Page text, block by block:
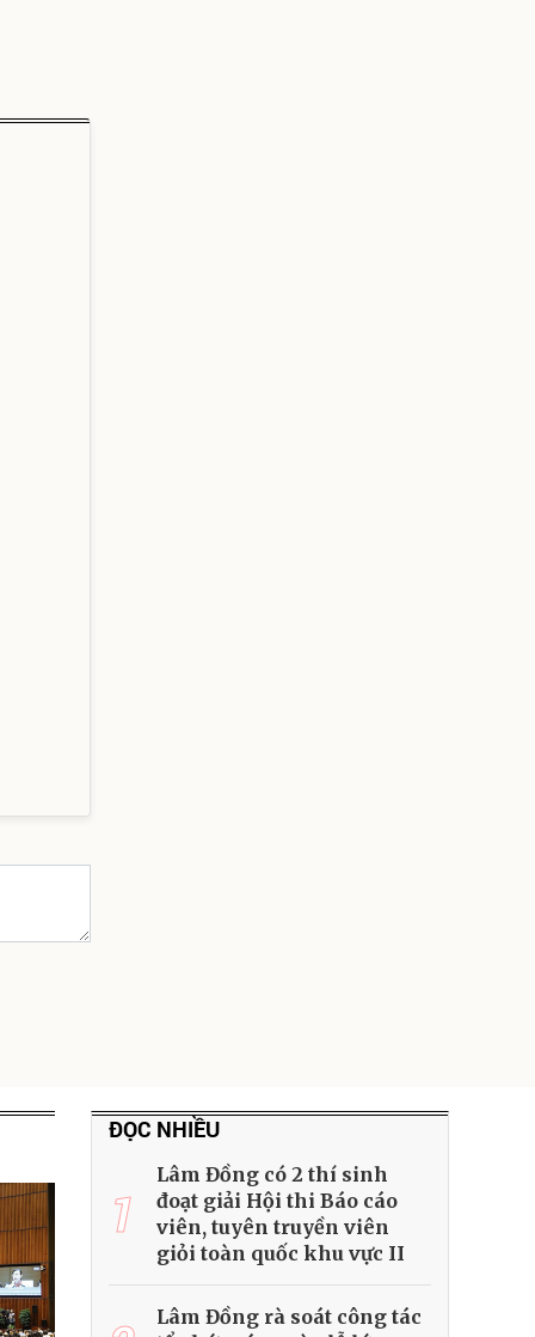
ĐỌC NHIỀU
1
Lâm Đồng có 2 thí sinh
đoạt giải Hội thi Báo cáo
viên, tuyên truyền viên
giỏi toàn quốc khu vực II
Lâm Đồng rà soát công tác